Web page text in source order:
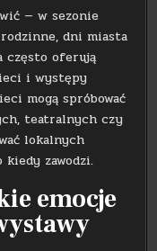
— w sezonie
dni miasta
często oferują
i występy
mogą spróbować
teatralnych czy
lokalnych
kiedy zawodzi.
emocje